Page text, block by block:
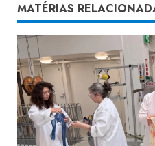
e
R
e
a
d
MATÉRIAS